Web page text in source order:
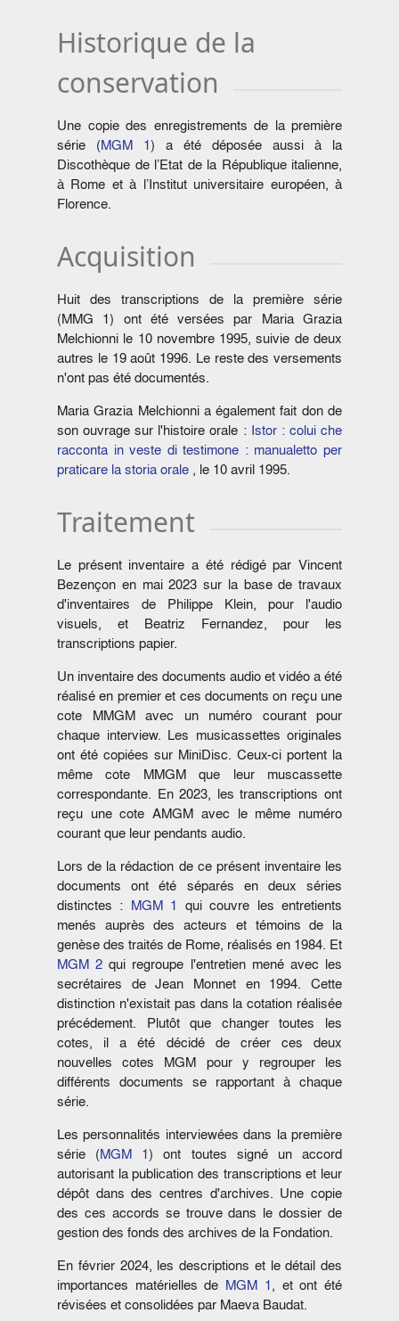
Historique de la
conservation
Une copie des enregistrements de la première
série (MGM 1) a été déposée aussi à la
Discothèque de l’Etat de la République italienne,
à Rome et à l’Institut universitaire européen, à
Florence.
Acquisition
Huit des transcriptions de la première série
(MMG 1) ont été versées par Maria Grazia
Melchionni le 10 novembre 1995, suivie de deux
autres le 19 août 1996. Le reste des versements
n'ont pas été documentés.
Maria Grazia Melchionni a également fait don de
son ouvrage sur l'histoire orale : Istor : colui che
racconta in veste di testimone : manualetto per
praticare la storia orale , le 10 avril 1995.
Traitement
Le présent inventaire a été rédigé par Vincent
Bezençon en mai 2023 sur la base de travaux
d'inventaires de Philippe Klein, pour l'audio
visuels, et Beatriz Fernandez, pour les
transcriptions papier.
Un inventaire des documents audio et vidéo a été
réalisé en premier et ces documents on reçu une
cote MMGM avec un numéro courant pour
chaque interview. Les musicassettes originales
ont été copiées sur MiniDisc. Ceux-ci portent la
même cote MMGM que leur muscassette
correspondante. En 2023, les transcriptions ont
reçu une cote AMGM avec le même numéro
courant que leur pendants audio.
Lors de la rédaction de ce présent inventaire les
documents ont été séparés en deux séries
distinctes : MGM 1 qui couvre les entretients
menés auprès des acteurs et témoins de la
genèse des traités de Rome, réalisés en 1984. Et
MGM 2 qui regroupe l'entretien mené avec les
secrétaires de Jean Monnet en 1994. Cette
distinction n'existait pas dans la cotation réalisée
précédement. Plutôt que changer toutes les
cotes, il a été décidé de créer ces deux
nouvelles cotes MGM pour y regrouper les
différents documents se rapportant à chaque
série.
Les personnalités interviewées dans la première
série (MGM 1) ont toutes signé un accord
autorisant la publication des transcriptions et leur
dépôt dans des centres d'archives. Une copie
des ces accords se trouve dans le dossier de
gestion des fonds des archives de la Fondation.
En février 2024, les descriptions et le détail des
importances matérielles de MGM 1, et ont été
révisées et consolidées par Maeva Baudat.